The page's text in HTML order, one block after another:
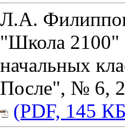
Л.А.
"Школа 2100"
начальных
После", № 6,
(PDF, 145